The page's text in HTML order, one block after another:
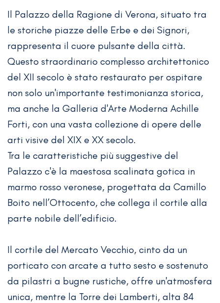
Il Palazzo della Ragione di Verona, situato tra
le storiche piazze delle Erbe e dei Signori,
rappresenta il cuore pulsante della città.
Questo straordinario complesso architettonico
del XII secolo è stato restaurato per ospitare
non solo un'importante testimonianza storica,
ma anche la Galleria d'Arte Moderna Achille
Forti, con una vasta collezione di opere delle
arti visive del XIX e XX secolo.
Tra le caratteristiche più suggestive del
Palazzo c'è la maestosa scalinata gotica in
marmo rosso veronese, progettata da Camillo
Boito nell’Ottocento, che collega il cortile alla
parte nobile dell’edificio.
Il cortile del Mercato Vecchio, cinto da un
porticato con arcate a tutto sesto e sostenuto
da pilastri a bugne rustiche, offre un'atmosfera
unica, mentre la Torre dei Lamberti, alta 84